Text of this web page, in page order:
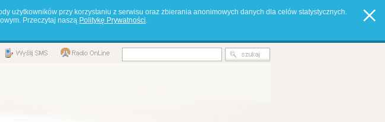
użytkowników przy korzystaniu z serwisu oraz zbierania anonimowych danych dla celów statystycznych.
Przeczytaj naszą Politykę Prywatności.